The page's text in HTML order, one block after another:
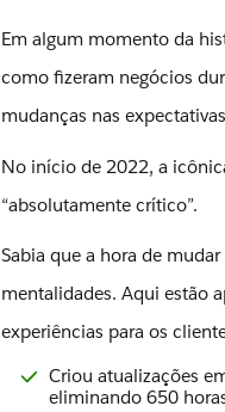
Em algum momento da
como fizeram negócios
mudanças nas
No início de 2022, a
“absolutamente crítico”.
Sabia que a hora de
mentalidades. Aqui estão
experiências para os
Criou atualizações
eliminando 650